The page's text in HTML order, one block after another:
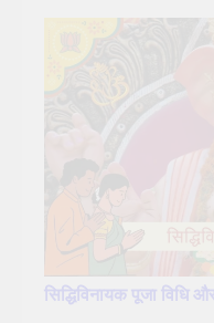
सिद्धिविनायक पूजा